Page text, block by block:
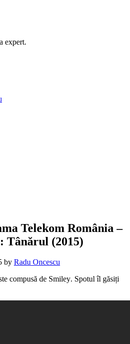
expert.
Telekom România –
Tânărul (2015)
by Radu Oncescu
compusă de Smiley. Spotul îl găsiți